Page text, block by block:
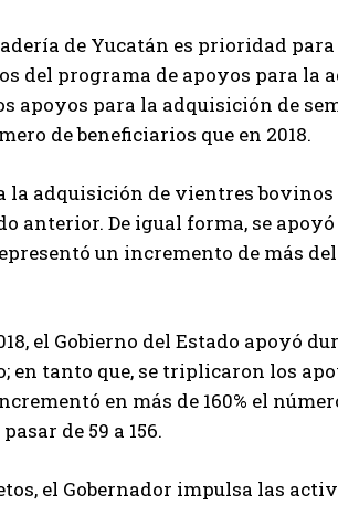
de Yucatán es prioridad para
del programa de apoyos para la
apoyos para la adquisición de
de beneficiarios que en 2018.
adquisición de vientres bovinos
anterior. De igual forma, se
un incremento de más
el Gobierno del Estado apoyó
tanto que, se triplicaron los
en más de 160% el
de 59 a 156.
el Gobernador impulsa las